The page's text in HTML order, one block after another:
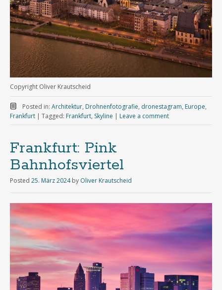
Copyright Oliver Krautscheid
Posted in: Architektur, Drohnenfotografie, dronestagram, Europe,
Frankfurt | Tagged: Frankfurt, Skyline | Leave a comment
Frankfurt: Pink
Bahnhofsviertel
Posted 25. März 2024 by Oliver Krautscheid